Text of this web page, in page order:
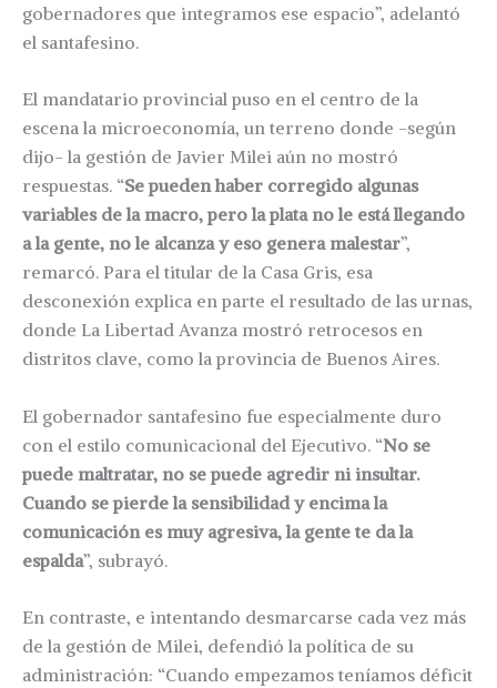
gobernadores que integramos ese espacio”, adelantó
el santafesino.
El mandatario provincial puso en el centro de la
escena la microeconomía, un terreno donde -según
dijo- la gestión de Javier Milei aún no mostró
respuestas. “Se pueden haber corregido algunas
variables de la macro, pero la plata no le está llegando
a la gente, no le alcanza y eso genera malestar”,
remarcó. Para el titular de la Casa Gris, esa
desconexión explica en parte el resultado de las urnas,
donde La Libertad Avanza mostró retrocesos en
distritos clave, como la provincia de Buenos Aires.
El gobernador santafesino fue especialmente duro
con el estilo comunicacional del Ejecutivo. “No se
puede maltratar, no se puede agredir ni insultar.
Cuando se pierde la sensibilidad y encima la
comunicación es muy agresiva, la gente te da la
espalda”, subrayó.
En contraste, e intentando desmarcarse cada vez más
de la gestión de Milei, defendió la política de su
administración: “Cuando empezamos teníamos déficit